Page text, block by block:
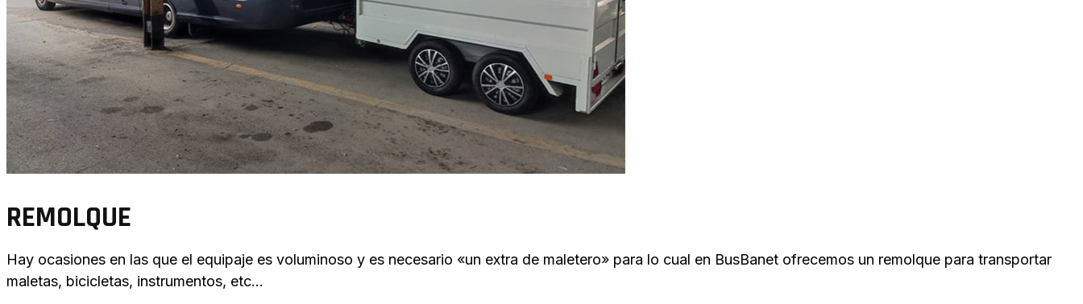
REMOLQUE
Hay ocasiones en las que el equipaje es voluminoso y es necesario «un extra de maletero» para lo cual en BusBanet ofrecemos un remolque para transportar
maletas, bicicletas, instrumentos, etc…